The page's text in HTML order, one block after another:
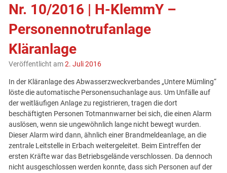
Hainstadt
Nr. 10/2016 | H-KlemmY –
Personennotrufanlage
Kläranlage
Veröffentlicht am2. Juli 2016
In der Kläranlage des Abwasserzweckverbandes „Untere Mümling“
löste die automatische Personensuchanlage aus. Um Unfälle auf
der weitläufigen Anlage zu registrieren, tragen die dort
beschäftigten Personen Totmannwarner bei sich, die einen Alarm
auslösen, wenn sie ungewöhnlich lange nicht bewegt wurden.
Dieser Alarm wird dann, ähnlich einer Brandmeldeanlage, an die
zentrale Leitstelle in Erbach weitergeleitet. Beim Eintreffen der
ersten Kräfte war das Betriebsgelände verschlossen. Da dennoch
nicht ausgeschlossen werden konnte, dass sich Personen auf der